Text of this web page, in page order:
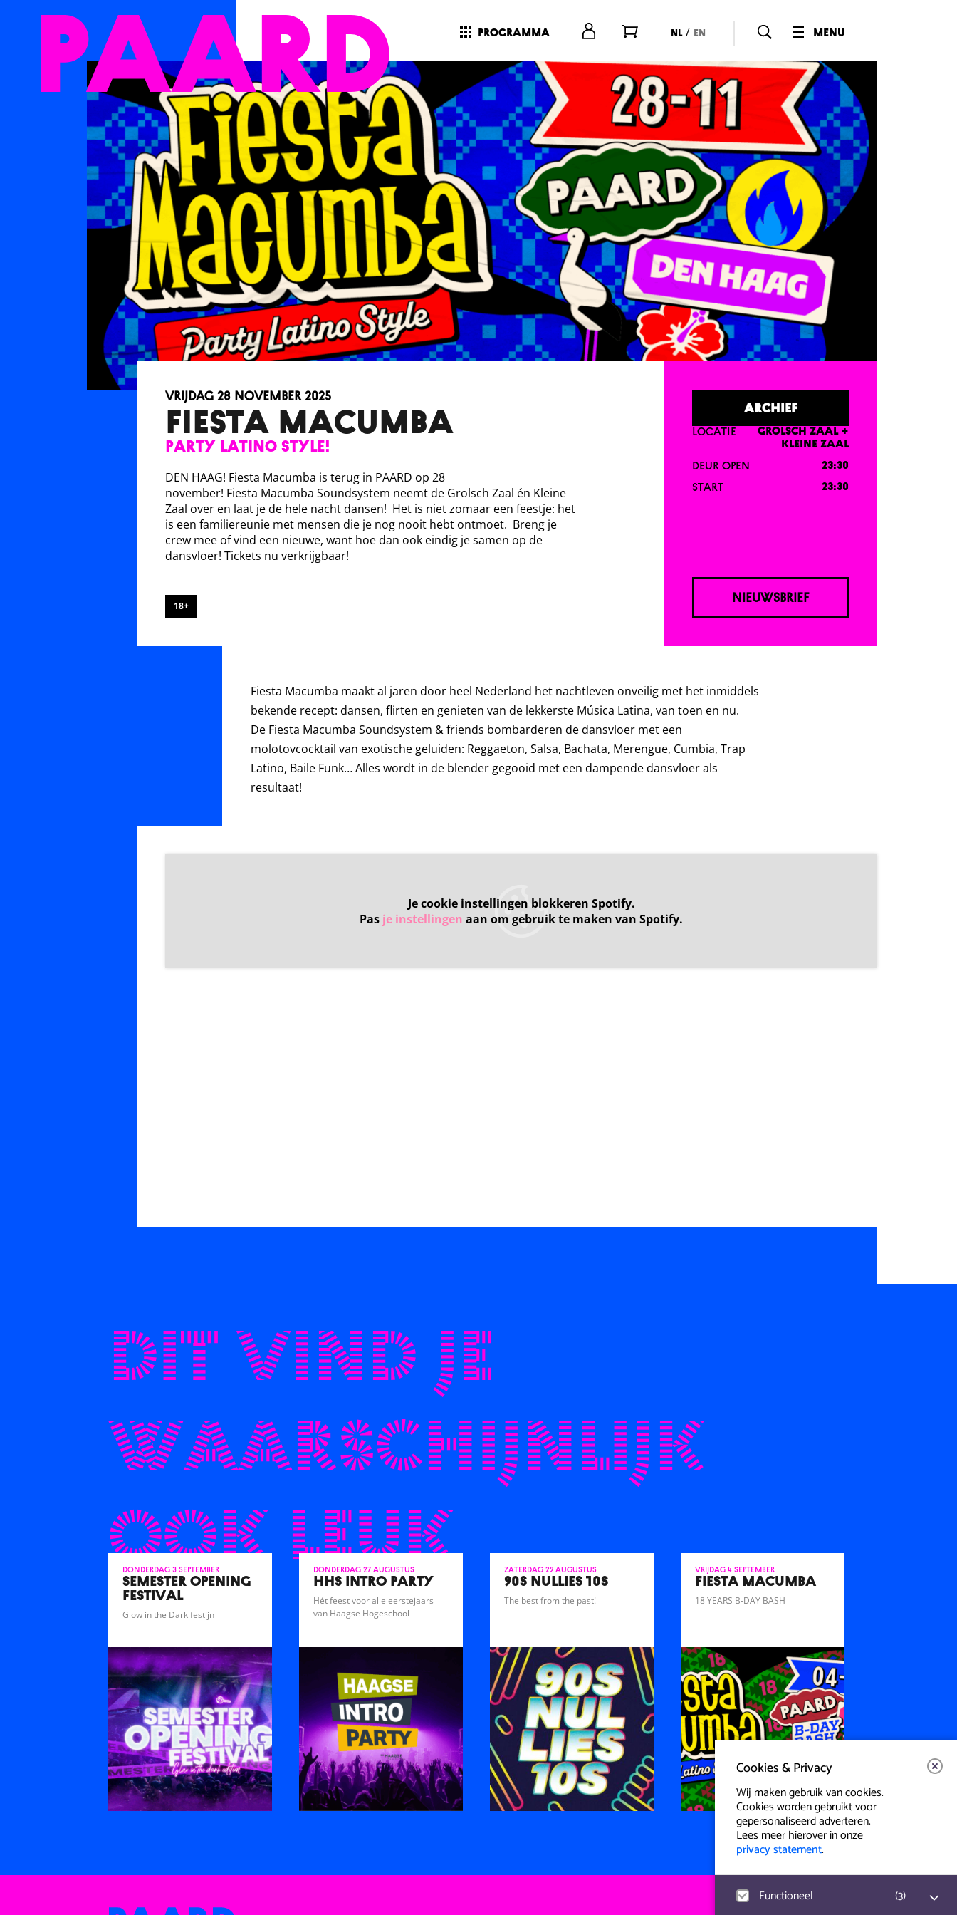
menu
nl / en
programma
FIESTA MACUMBA
Party Latino Style!
vrijdag 28 november 2025
DEN HAAG! Fiesta Macumba is terug in PAARD op 28
november! Fiesta Macumba Soundsystem neemt de Grolsch Zaal én Kleine
Zaal over en laat je de hele nacht dansen! Het is niet zomaar een feestje: het
is een familiereünie met mensen die je nog nooit hebt ontmoet. Breng je
crew mee of vind een nieuwe, want hoe dan ook eindig je samen op de
dansvloer! Tickets nu verkrijgbaar!
18+
ARCHIEF
LOCATIE
GROLSCH ZAAL +
KLEINE ZAAL
DEUR OPEN 23:30
START 23:30
NIEUWSBRIEF
Fiesta Macumba maakt al jaren door heel Nederland het nachtleven onveilig met het inmiddels
bekende recept: dansen, flirten en genieten van de lekkerste Música Latina, van toen en nu.
De Fiesta Macumba Soundsystem & friends bombarderen de dansvloer met een
molotovcocktail van exotische geluiden: Reggaeton, Salsa, Bachata, Merengue, Cumbia, Trap
Latino, Baile Funk… Alles wordt in de blender gegooid met een dampende dansvloer als
resultaat!
Je cookie instellingen blokkeren Spotify.
Pas je instellingen aan om gebruik te maken van Spotify.
Dit vind je
waarschijnlijk
ook leuk
donderdag 3 september
SEMESTER OPENING
FESTIVAL
Glow in the Dark festijn
donderdag 27 augustus
HHS INTRO PARTY
Hét feest voor alle eerstejaars
van Haagse Hogeschool
zaterdag 29 augustus
90S NULLIES 10S
The best from the past!
vrijdag 4 september
FIESTA MACUMBA
18 YEARS B-DAY BASH
Cookies & Privacy
Wij maken gebruik van cookies.
Cookies worden gebruikt voor
gepersonaliseerd adverteren.
Lees meer hierover in onze
privacy statement.
Functioneel (3)